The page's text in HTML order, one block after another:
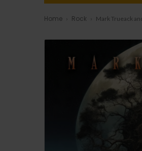
Home Rock Mark Trueack